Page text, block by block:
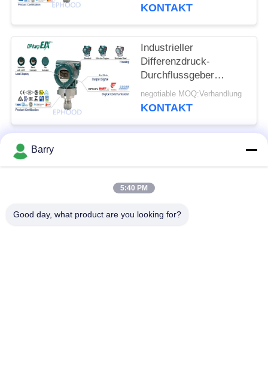
KONTAKT
Industrieller
Differenzdruck-
Durchflussgeber
EJX530A mit genauem
Maß
negotiable MOQ:Verhandlung
KONTAKT
Beliebte Kategorien
Barry
5:40 PM
Good day, what product are you looking for?